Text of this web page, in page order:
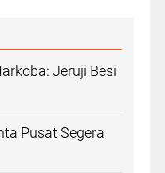
Jeruji Besi
Pusat Segera